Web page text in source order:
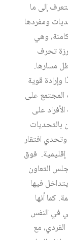
إلى ما
ومفردها
وهي
تحرف
مسارها.
قوية
المجتمع على
على
بالتحديات
افتقار
إقليمية. فوق
التعاون
فيها
كما أنها
في النفس
مع